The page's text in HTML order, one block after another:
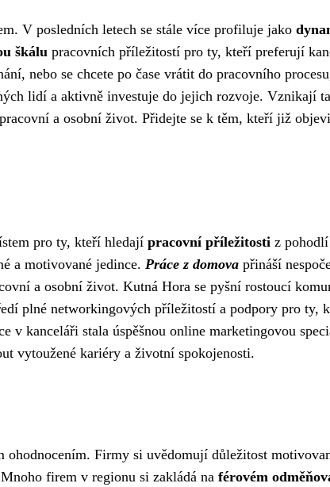
V posledních letech se stále více profiluje jako
škálu pracovních příležitostí pro ty, kteří preferují
nebo se chcete po čase vrátit do pracovního
lidí a aktivně investuje do jejich rozvoje. Vznikají
a osobní život. Přidejte se k těm, kteří již
pro ty, kteří hledají pracovní příležitosti z
a motivované jedince. Práce z domova přináší
a osobní život. Kutná Hora se pyšní rostoucí
plné networkingových příležitostí a podpory pro ty,
v kanceláři stala úspěšnou online marketingovou
vytoužené kariéry a životní spokojenosti.
Firmy si uvědomují důležitost
firem v regionu si zakládá na férovém